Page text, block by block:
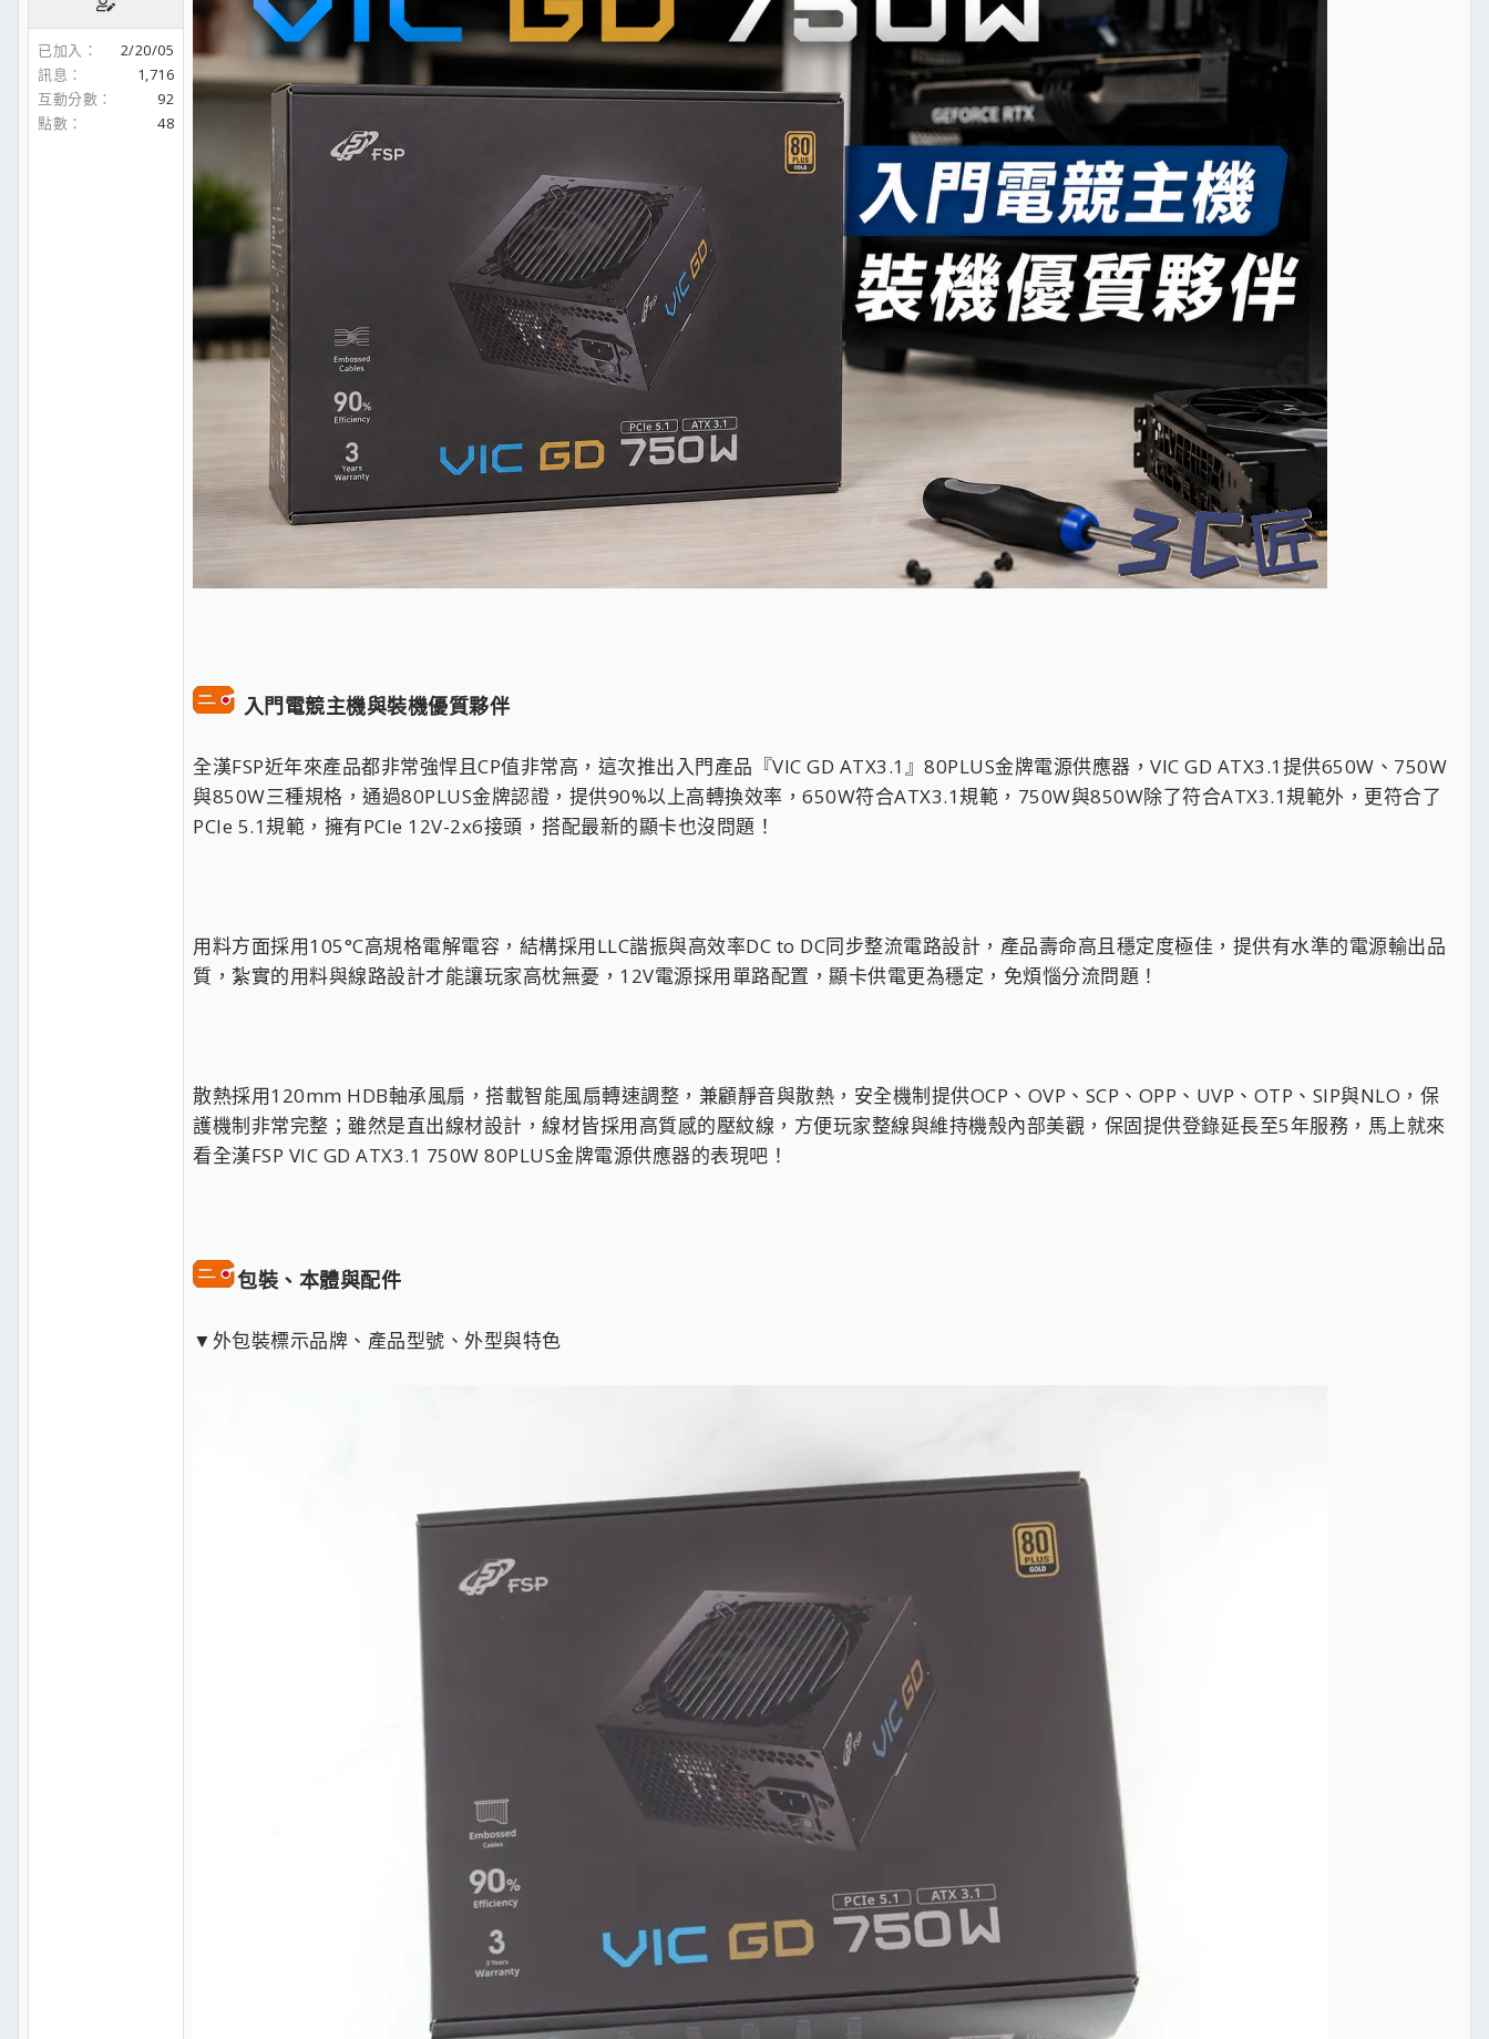
已加入
2/20/05
訊息
1,716
互動分數
92
點數
48
入門電競主機與裝機優質夥伴
全漢FSP近年來產品都非常強悍且CP值非常高，這次推出入門產品『VIC GD ATX3.1』80PLUS金牌電源供應器，VIC GD ATX3.1提供650W、750W
與850W三種規格，通過80PLUS金牌認證，提供90%以上高轉換效率，650W符合ATX3.1規範，750W與850W除了符合ATX3.1規範外，更符合了
PCIe 5.1規範，擁有PCIe 12V-2x6接頭，搭配最新的顯卡也沒問題！
用料方面採用105°C高規格電解電容，結構採用LLC諧振與高效率DC to DC同步整流電路設計，產品壽命高且穩定度極佳，提供有水準的電源輸出品
質，紮實的用料與線路設計才能讓玩家高枕無憂，12V電源採用單路配置，顯卡供電更為穩定，免煩惱分流問題！
散熱採用120mm HDB軸承風扇，搭載智能風扇轉速調整，兼顧靜音與散熱，安全機制提供OCP、OVP、SCP、OPP、UVP、OTP、SIP與NLO，保
護機制非常完整；雖然是直出線材設計，線材皆採用高質感的壓紋線，方便玩家整線與維持機殼內部美觀，保固提供登錄延長至5年服務，馬上就來
看全漢FSP VIC GD ATX3.1 750W 80PLUS金牌電源供應器的表現吧！
包裝、本體與配件
▼外包裝標示品牌、產品型號、外型與特色